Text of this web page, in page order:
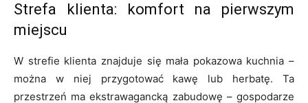
Strefa klienta: komfort na pierwszym
miejscu
W strefie klienta znajduje się mała pokazowa kuchnia –
można w niej przygotować kawę lub herbatę. Ta
przestrzeń ma ekstrawagancką zabudowę – gospodarze